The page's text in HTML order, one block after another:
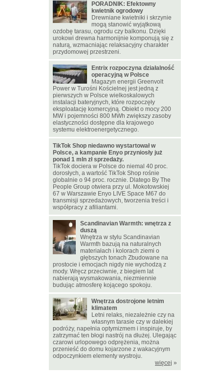
PORADNIK: Efektowny
kwietnik ogrodowy
Drewniane kwietniki i skrzynie
mogą stanowić wyjątkową
ozdobę tarasu, ogrodu czy balkonu. Dzięki
urokowi drewna harmonijnie komponują się z
naturą, wzmacniając relaksacyjny charakter
przydomowej przestrzeni.
Entrix rozpoczyna działalność
operacyjną w Polsce
Magazyn energii Greenvolt
Power w Turośni Kościelnej jest jedną z
pierwszych w Polsce wielkoskalowych
instalacji bateryjnych, które rozpoczęły
eksploatację komercyjną. Obiekt o mocy 200
MW i pojemności 800 MWh zwiększy zasoby
elastyczności dostępne dla krajowego
systemu elektroenergetycznego.
TikTok Shop niedawno wystartował w
Polsce, a kampanie Enyo przyniosły już
ponad 1 mln zł sprzedaży.
TikTok dociera w Polsce do niemal 40 proc.
dorosłych, a wartość TikTok Shop rośnie
globalnie o 94 proc. rocznie. Dlatego By The
People Group otwiera przy ul. Mokotowskiej
67 w Warszawie Enyo LIVE Space M67 do
transmisji sprzedażowych, tworzenia treści i
współpracy z afiliantami.
Scandinavian Warmth: wnętrza z
duszą
Wnętrza w stylu Scandinavian
Warmth bazują na naturalnych
materiałach i kolorach ziemi o
głębszych tonach Zbudowane na
prostocie i emocjach nigdy nie wychodzą z
mody. Wręcz przeciwnie, z biegiem lat
nabierają wysmakowania, niezmiennie
budując atmosferę kojącego spokoju.
Wnętrza dostrojone letnim
klimatem
Letni relaks, niezależnie czy na
własnym tarasie czy w dalekiej
podróży, napełnia optymizmem i inspiruje, by
zatrzymać ten błogi nastrój na dłużej. Ulegając
czarowi urlopowego odprężenia, można
przenieść do domu kojarzone z wakacyjnym
odpoczynkiem elementy wystroju.
więcej »